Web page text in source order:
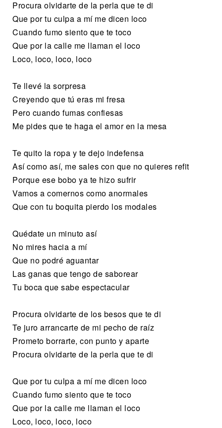
Procura olvidarte de la perla que te di
Que por tu culpa a mí me dicen loco
Cuando fumo siento que te toco
Que por la calle me llaman el loco
Loco, loco, loco, loco
Te llevé la sorpresa
Creyendo que tú eras mi fresa
Pero cuando fumas confiesas
Me pides que te haga el amor en la mesa
Te quito la ropa y te dejo indefensa
Así como así, me sales con que no quieres refit
Porque ese bobo ya te hizo sufrir
Vamos a comernos como anormales
Que con tu boquita pierdo los modales
Quédate un minuto así
No mires hacia a mí
Que no podré aguantar
Las ganas que tengo de saborear
Tu boca que sabe espectacular
Procura olvidarte de los besos que te di
Te juro arrancarte de mi pecho de raíz
Prometo borrarte, con punto y aparte
Procura olvidarte de la perla que te di
Que por tu culpa a mí me dicen loco
Cuando fumo siento que te toco
Que por la calle me llaman el loco
Loco, loco, loco, loco